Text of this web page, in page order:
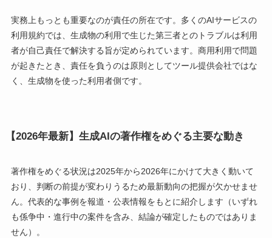
実務上もっとも重要なのが責任の所在です。多くのAIサービスの
利用規約では、生成物の利用で生じた第三者とのトラブルは利用
者が自己責任で解決する旨が定められています。商用利用で問題
が起きたとき、責任を負うのは原則としてツール提供会社ではな
く、生成物を使った利用者側です。
【2026年最新】生成AIの著作権をめぐる主要な動き
著作権をめぐる状況は2025年から2026年にかけて大きく動いて
おり、判断の前提が変わりうるため最新動向の把握が欠かせませ
ん。代表的な事例を報道・公表情報をもとに紹介します（いずれ
も係争中・進行中の案件を含み、結論が確定したものではありま
せん）。